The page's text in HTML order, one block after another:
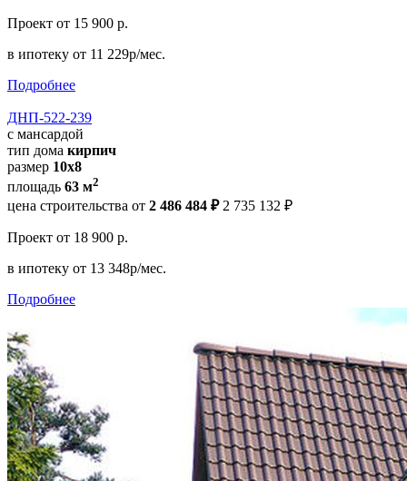
Проект от 15 900 р.
в ипотеку от 11 229р/мес.
Подробнее
ДНП-522-239
с мансардой
тип дома кирпич
размер 10x8
площадь 63 м2
цена строительства от 2 486 484 ₽ 2 735 132 ₽
Проект от 18 900 р.
в ипотеку от 13 348р/мес.
Подробнее